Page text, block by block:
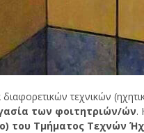
τεχνικών
των φοιτητριών/ών.
) του Τμήματος Τεχνών